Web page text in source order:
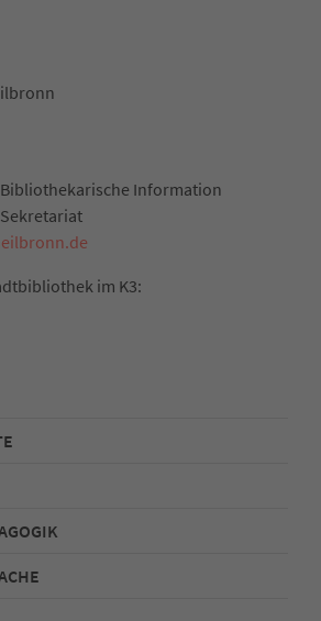
Bibliothekarische Information
im K3: